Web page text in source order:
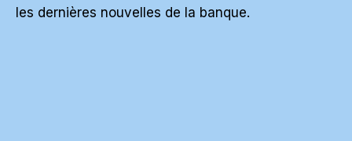
les dernières nouvelles de la banque.